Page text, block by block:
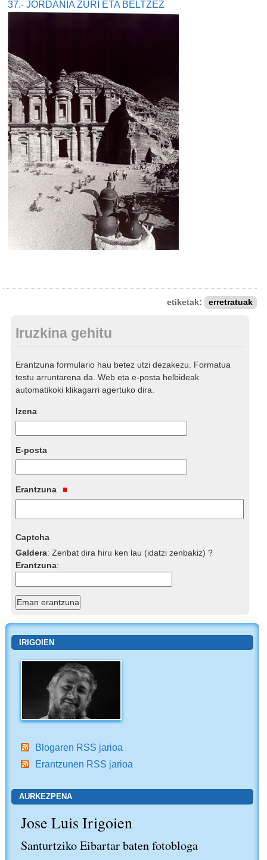
37.- JORDANIA ZURI ETA BELTZEZ
etiketak: erretratuak
Iruzkina gehitu
Erantzuna formulario hau betez utzi dezakezu. Formatua
testu arruntarena da. Web eta e-posta helbideak
automatikoki klikagarri agertuko dira.
Izena
E-posta
Erantzuna
Captcha
Galdera:Zenbat dira hiru ken lau (idatzi zenbakiz) ?
Erantzuna:
IRIGOIEN
Blogaren RSS jarioa
Erantzunen RSS jarioa
AURKEZPENA
Jose Luis Irigoien
Santurtziko Eibartar baten fotobloga